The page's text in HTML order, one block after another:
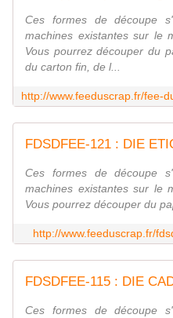
Ces formes de découpe
machines existantes sur le
Vous pourrez découper du
du carton fin, de l...
Ces formes de découpe
machines existantes sur le
Vous pourrez découper du
http://www.feeduscrap.fr/
Ces formes de découpe